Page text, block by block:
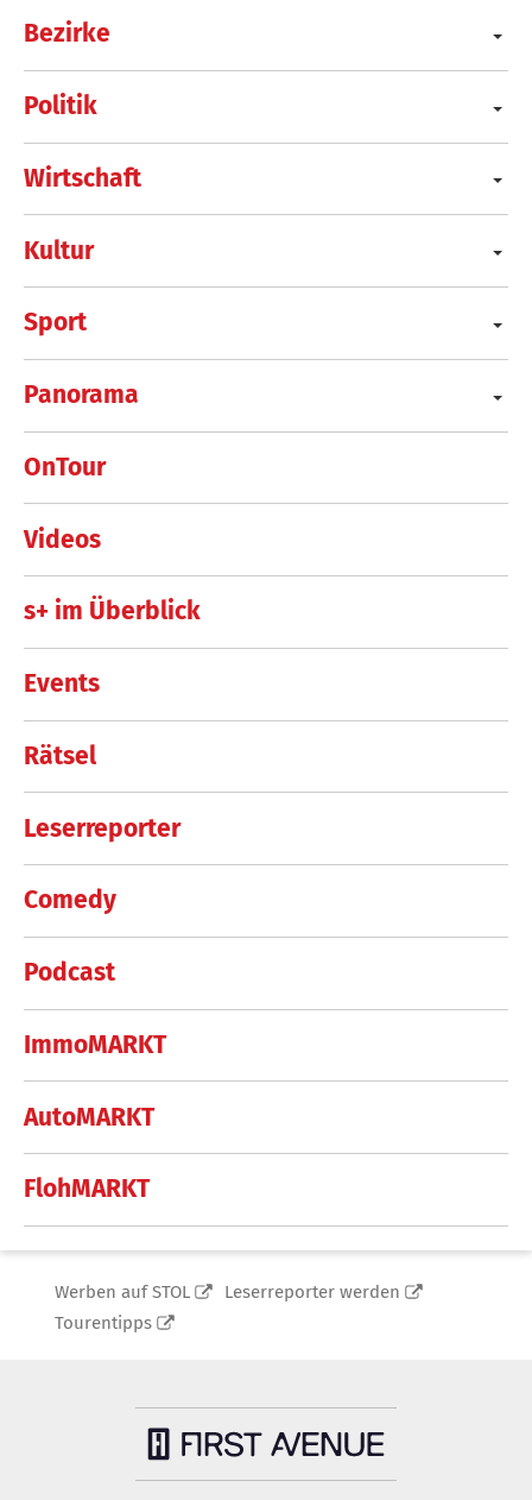
Bezirke
Politik
Wirtschaft
Kultur
Sport
Panorama
OnTour
Videos
s+ im Überblick
Events
Rätsel
Leserreporter
Comedy
Podcast
ImmoMARKT
AutoMARKT
FlohMARKT
Werben auf STOL
Leserreporter werden
Tourentipps